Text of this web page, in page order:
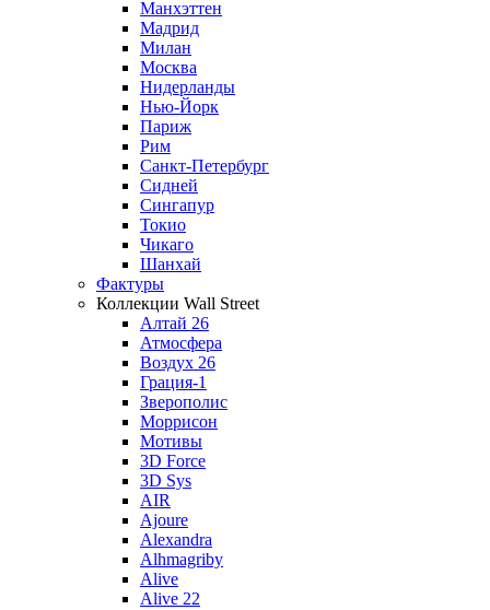
Манхэттен
Мадрид
Милан
Москва
Нидерланды
Нью-Йорк
Париж
Рим
Санкт-Петербург
Сидней
Сингапур
Токио
Чикаго
Шанхай
Фактуры
Коллекции Wall Street
Алтай 26
Атмосфера
Воздух 26
Грация-1
Зверополис
Моррисон
Мотивы
3D Force
3D Sys
AIR
Ajoure
Alexandra
Alhmagriby
Alive
Alive 22